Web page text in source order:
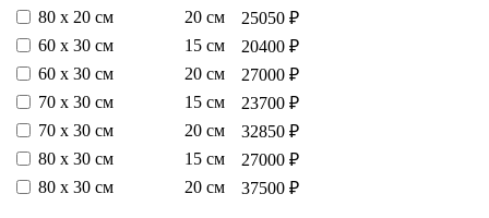
80 х 20 см
20 см
25050 ₽
60 х 30 см
15 см
20400 ₽
60 х 30 см
20 см
27000 ₽
70 х 30 см
15 см
23700 ₽
70 х 30 см
20 см
32850 ₽
80 х 30 см
15 см
27000 ₽
80 х 30 см
20 см 37500 ₽